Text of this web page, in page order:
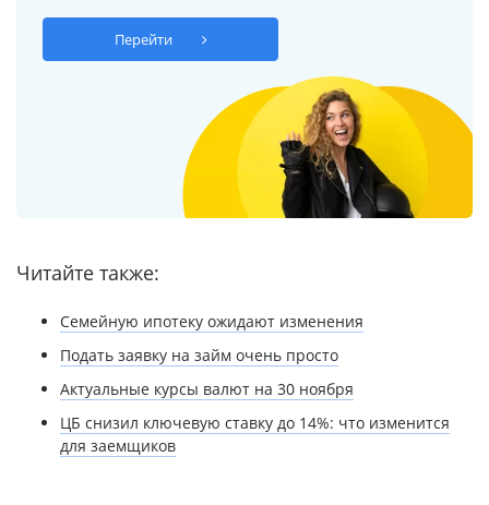
Перейти
Читайте также:
Семейную ипотеку ожидают изменения
Подать заявку на займ очень просто
Актуальные курсы валют на 30 ноября
ЦБ снизил ключевую ставку до 14%: что изменится
для заемщиков